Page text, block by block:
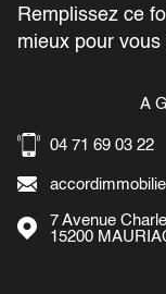
Remplissez ce
mieux pour
04 71 69 03 22
7 Avenue
15200